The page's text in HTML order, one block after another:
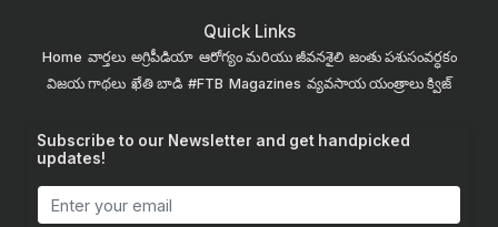
Quick Links
Home వార్తలు అగ్రిపీడియా ఆరోగ్యం మరియు జీవనశైలి జంతు పశుసంవర్ధకం
విజయ గాథలు ఖేతి బాడి #FTB Magazines వ్యవసాయ యంత్రాలు క్విజ్
Subscribe to our Newsletter and get handpicked
updates!